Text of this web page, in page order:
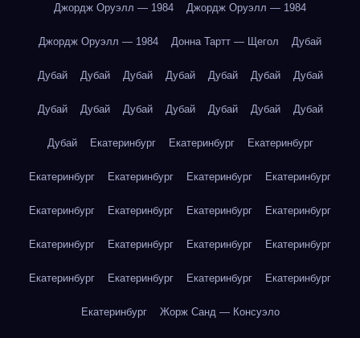
Джордж Оруэлл — 1984 Джордж Оруэлл — 1984
Джордж Оруэлл — 1984 Донна Тартт — Щегол Дубай
Дубай Дубай Дубай Дубай Дубай Дубай Дубай
Дубай Дубай Дубай Дубай Дубай Дубай Дубай
Дубай Екатеринбург Екатеринбург Екатеринбург
Екатеринбург Екатеринбург Екатеринбург Екатеринбург
Екатеринбург Екатеринбург Екатеринбург Екатеринбург
Екатеринбург Екатеринбург Екатеринбург Екатеринбург
Екатеринбург Екатеринбург Екатеринбург Екатеринбург
Екатеринбург Жорж Санд — Консуэло